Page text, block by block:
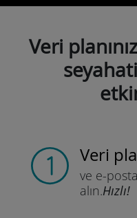
Veri
Veri
ve e-
alın.Hızlı!